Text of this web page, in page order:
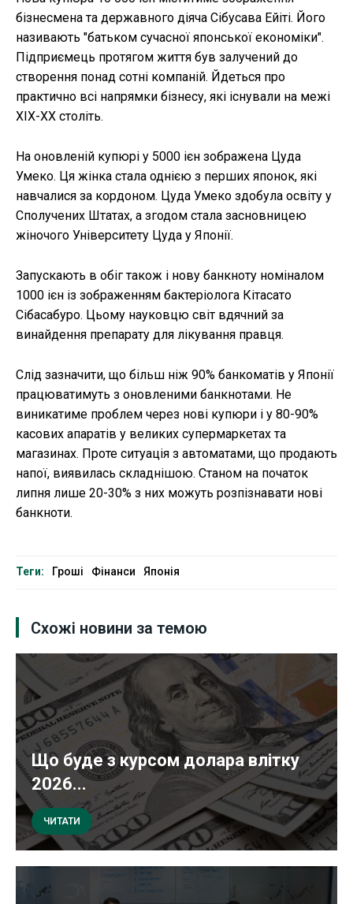
бізнесмена та державного діяча Сібусава Ейіті. Його
називають "батьком сучасної японської економіки".
Підприємець протягом життя був залучений до
створення понад сотні компаній. Йдеться про
практично всі напрямки бізнесу, які існували на межі
XIX-XX століть.
На оновленій купюрі у 5000 ієн зображена Цуда
Умеко. Ця жінка стала однією з перших японок, які
навчалися за кордоном. Цуда Умеко здобула освіту у
Сполучених Штатах, а згодом стала засновницею
жіночого Університету Цуда у Японії.
Запускають в обіг також і нову банкноту номіналом
1000 ієн із зображенням бактеріолога Кітасато
Сібасабуро. Цьому науковцю світ вдячний за
винайдення препарату для лікування правця.
Слід зазначити, що більш ніж 90% банкоматів у Японії
працюватимуть з оновленими банкнотами. Не
виникатиме проблем через нові купюри і у 80-90%
касових апаратів у великих супермаркетах та
магазинах. Проте ситуація з автоматами, що продають
напої, виявилась складнішою. Станом на початок
липня лише 20-30% з них можуть розпізнавати нові
банкноти.
Теги: Гроші Фінанси Японія
Схожі новини за темою
Що буде з курсом долара влітку
2026...
ЧИТАТИ